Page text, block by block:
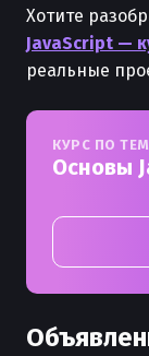
Хотите
JavaScript —
реальные
КУРС ПО
Основы